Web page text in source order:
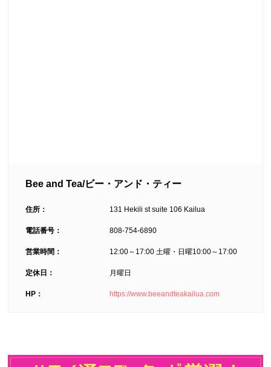
Bee and Tea/ビー・アンド・ティー
住所： 131 Hekili st suite 106 Kailua
電話番号： 808-754-6890
営業時間： 12:00～ 17:00 土曜・日曜10:00～ 17:00
定休日： 月曜日
HP： https://www.beeandteakailua.com